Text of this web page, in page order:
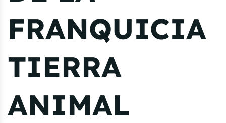
FRANQUICIA
TIERRA
ANIMAL